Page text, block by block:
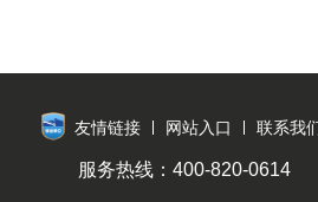
友情链接 网站入口 联系我
服务热线：400-820-0614